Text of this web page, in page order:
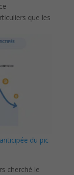
que les
du pic
cherché le